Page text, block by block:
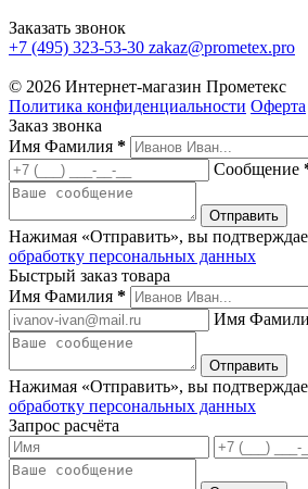
Заказать звонок
+7 (495) 323-53-30 zakaz@prometex.pro
© 2026 Интернет-магазин Прометекс
Политика конфиденциальности Оферта
Заказ звонка
Имя Фамилия *
Сообщение
Нажимая «Отправить», вы
обработку персональных данных
Быстрый заказ товара
Имя Фамилия *
Имя
Нажимая «Отправить», вы
обработку персональных данных
Запрос расчёта